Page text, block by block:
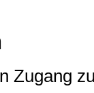
Zugang